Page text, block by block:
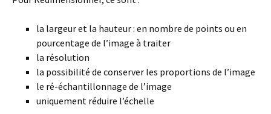
la largeur et la hauteur : en nombre de points ou en
pourcentage de l’image à traiter
la résolution
la possibilité de conserver les proportions de l’image
le ré-échantillonnage de l’image
uniquement réduire l’échelle